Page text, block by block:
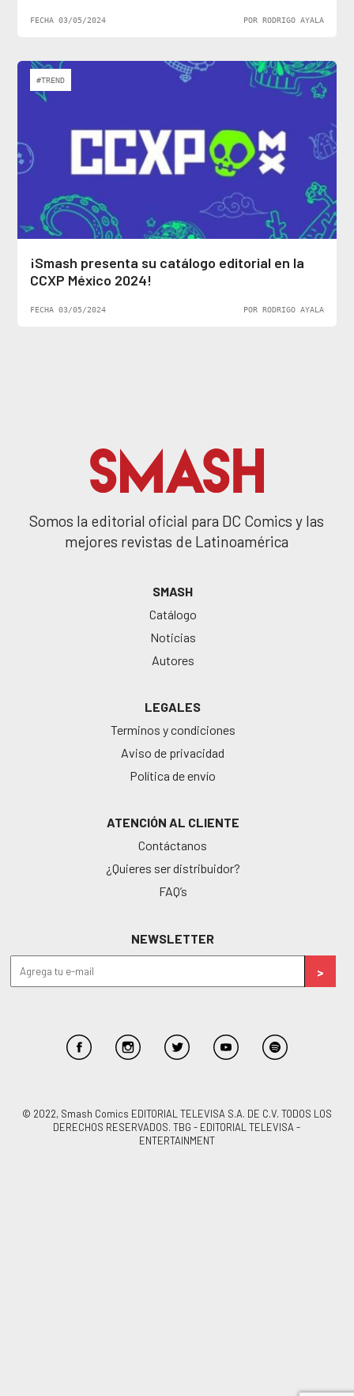
FECHA 03/05/2024 POR RODRIGO AYALA
#TREND
¡Smash presenta su catálogo editorial en la
CCXP México 2024!
FECHA 03/05/2024 POR RODRIGO AYALA
Somos la editorial oficial para DC Comics y las
mejores revistas de Latinoamérica
SMASH
Catálogo
Noticias
Autores
LEGALES
Terminos y condiciones
Aviso de privacidad
Política de envío
ATENCIÓN AL CLIENTE
Contáctanos
¿Quieres ser distribuidor?
FAQ’s
NEWSLETTER
© 2022, Smash Comics EDITORIAL TELEVISA S.A. DE C.V. TODOS LOS
DERECHOS RESERVADOS. TBG - EDITORIAL TELEVISA -
ENTERTAINMENT